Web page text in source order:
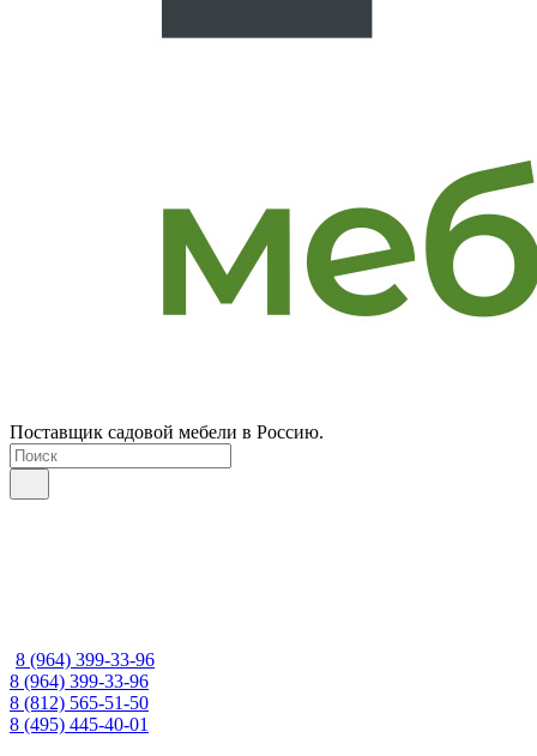
Поставщик садовой мебели в Россию.
8 (964) 399-33-96
8 (964) 399-33-96
8 (812) 565-51-50
8 (495) 445-40-01